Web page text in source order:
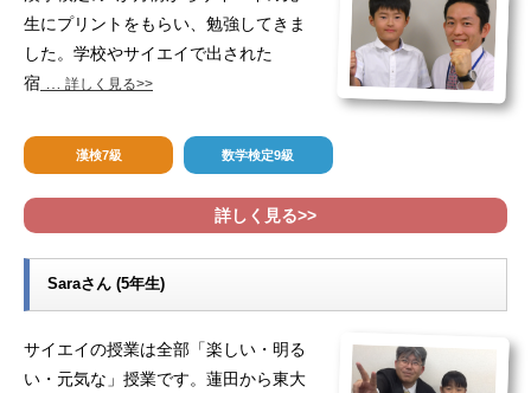
生にプリントをもらい、勉強してきま
した。学校やサイエイで出された
宿 … 詳しく見る>>
漢検7級 数学検定9級
詳しく見る>>
Saraさん (5年生)
サイエイの授業は全部「楽しい・明る
い・元気な」授業です。蓮田から東大